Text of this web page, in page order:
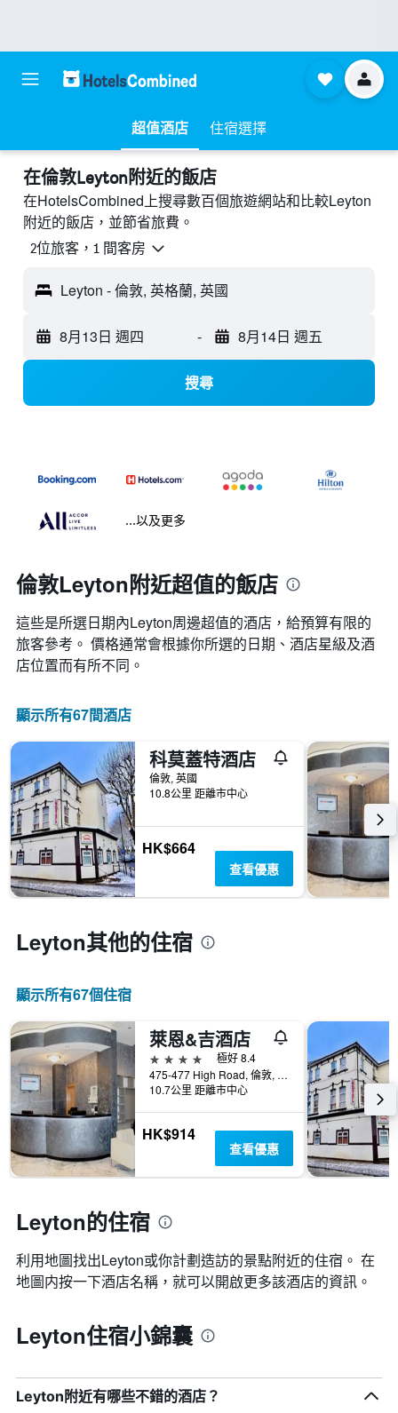
超值酒店 住宿選擇
​在倫敦Leyton附近​的飯店
在HotelsCombined上搜尋數百個旅遊網站和比較Leyton
附近的飯店，並節省旅費。
2位旅客，1 間客房
Leyton - 倫敦, 英格蘭, 英國
8月13日 週四 - 8月14日 週五
搜尋
...以及更多
倫敦Leyton附近超值的飯店
這些是所選日期內Leyton​周邊超值的​酒店，給預算有限的
旅客參考。 價格通常會根據你所選的日期、酒店星級及酒
店位置而有所不同。
顯示所有67間酒店
科莫蓋特酒店
倫敦, 英國
10.8公里 距離市中心
HK$664
查看優惠
Leyton​其他的住宿
顯示所有67​個住宿
萊恩&吉酒店
4星級
極好 8.4
475-477 High Road, 倫敦, 英國
10.7公里 距離市中心
HK$914
查看優惠
Leyton的住宿
利用地圖找出Leyton​​或你計劃造訪的景點附近的住宿。 在
地圖内按一下酒店名稱，就可以開啟更多該酒店的資訊。
Leyton住宿小錦囊
Leyton附近有哪些不錯的酒店？